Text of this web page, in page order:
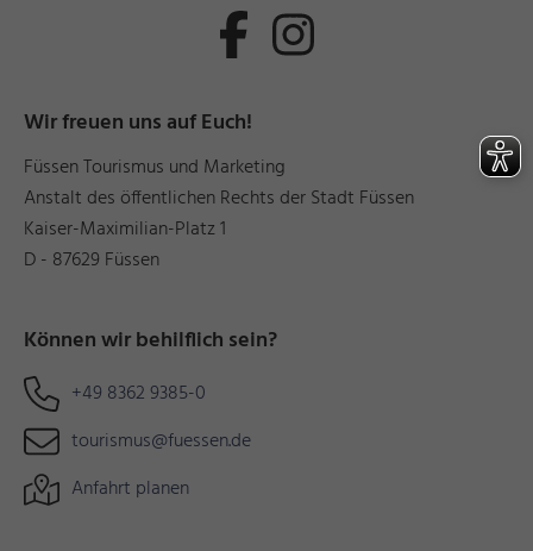
Wir freuen uns auf Euch!
Füssen Tourismus und Marketing
Anstalt des öffentlichen Rechts der Stadt Füssen
Kaiser-Maximilian-Platz 1
D - 87629 Füssen
Können wir behilflich sein?
+49 8362 9385-0
tourismus@fuessen.de
Anfahrt planen